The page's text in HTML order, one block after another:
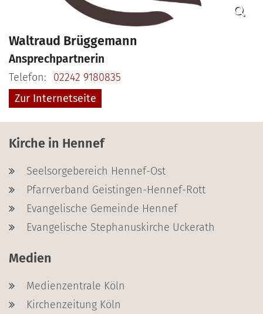
Waltraud Brüggemann
Ansprechpartnerin
Telefon:
02242 9180835
Zur Internetseite
Kirche in Hennef
Seelsorgebereich Hennef-Ost
Pfarrverband Geistingen-Hennef-Rott
Evangelische Gemeinde Hennef
Evangelische Stephanuskirche Uckerath
Medien
Medienzentrale Köln
Kirchenzeitung Köln